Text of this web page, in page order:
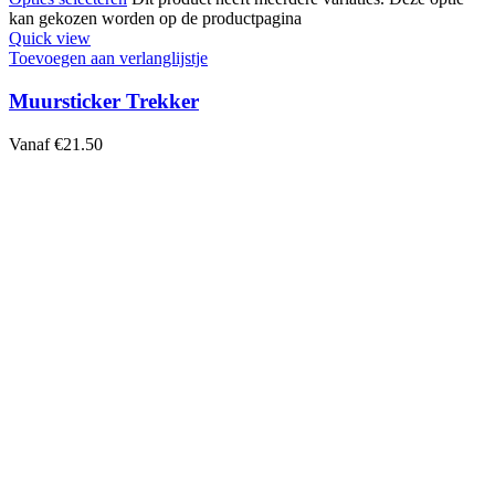
kan gekozen worden op de productpagina
Quick view
Toevoegen aan verlanglijstje
Muursticker Trekker
Vanaf €21.50